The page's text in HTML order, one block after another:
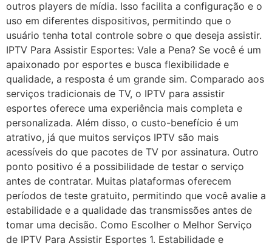
outros players de mídia. Isso facilita a configuração e o
uso em diferentes dispositivos, permitindo que o
usuário tenha total controle sobre o que deseja assistir.
IPTV Para Assistir Esportes: Vale a Pena? Se você é um
apaixonado por esportes e busca flexibilidade e
qualidade, a resposta é um grande sim. Comparado aos
serviços tradicionais de TV, o IPTV para assistir
esportes oferece uma experiência mais completa e
personalizada. Além disso, o custo-benefício é um
atrativo, já que muitos serviços IPTV são mais
acessíveis do que pacotes de TV por assinatura. Outro
ponto positivo é a possibilidade de testar o serviço
antes de contratar. Muitas plataformas oferecem
períodos de teste gratuito, permitindo que você avalie a
estabilidade e a qualidade das transmissões antes de
tomar uma decisão. Como Escolher o Melhor Serviço
de IPTV Para Assistir Esportes 1. Estabilidade e